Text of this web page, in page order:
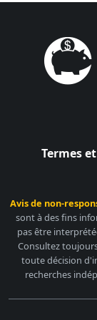
Termes
Avis de non-
sont à des fins
pas être
Consultez
toute décision
recherches